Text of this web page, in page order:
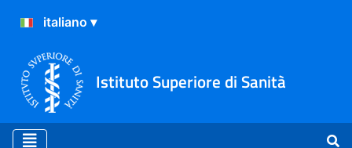
Istituto Superiore di Sanità